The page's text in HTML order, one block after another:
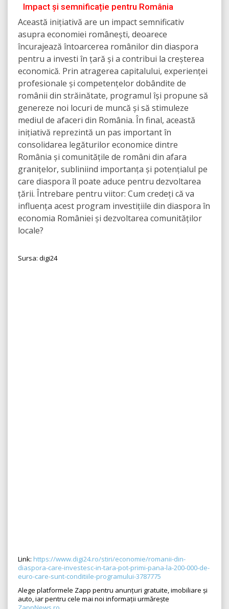
Impact și semnificație pentru România
Această inițiativă are un impact semnificativ
asupra economiei românești, deoarece
încurajează întoarcerea românilor din diaspora
pentru a investi în țară și a contribui la creșterea
economică. Prin atragerea capitalului, experienței
profesionale și competențelor dobândite de
românii din străinătate, programul își propune să
genereze noi locuri de muncă și să stimuleze
mediul de afaceri din România. În final, această
inițiativă reprezintă un pas important în
consolidarea legăturilor economice dintre
România și comunitățile de români din afara
granițelor, subliniind importanța și potențialul pe
care diaspora îl poate aduce pentru dezvoltarea
țării. Întrebare pentru viitor: Cum credeți că va
influența acest program investițiile din diaspora în
economia României și dezvoltarea comunităților
locale?
Sursa: digi24
Link: https://www.digi24.ro/stiri/economie/romanii-din-
diaspora-care-investesc-in-tara-pot-primi-pana-la-200-000-de-
euro-care-sunt-conditiile-programului-3787775
Alege platformele Zapp pentru anunțuri gratuite, imobiliare și
auto, iar pentru cele mai noi informații urmărește